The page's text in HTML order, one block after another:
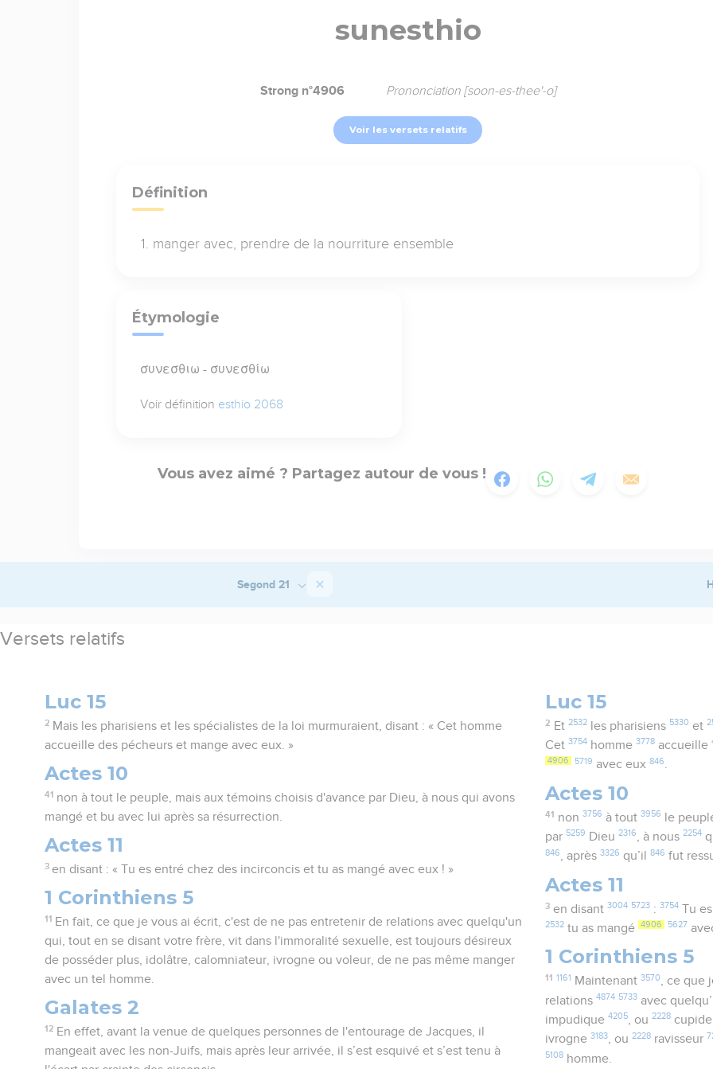
sunesthio
Strong n°4906 Prononciation [soon-es-thee'-o]
Voir les versets relatifs
Définition
manger avec, prendre de la nourriture ensemble
Étymologie
συνεσθιω - συνεσθίω
Voir définition esthio 2068
Vous avez aimé ? Partagez autour de vous !
Segond 21
Versets relatifs
Luc 15
2 Mais les pharisiens et les spécialistes de la loi murmuraient, disant : « Cet homme
accueille des pécheurs et mange avec eux. »
Actes 10
41 non à tout le peuple, mais aux témoins choisis d'avance par Dieu, à nous qui avons
mangé et bu avec lui après sa résurrection.
Actes 11
3 en disant : « Tu es entré chez des incirconcis et tu as mangé avec eux ! »
1 Corinthiens 5
11 En fait, ce que je vous ai écrit, c'est de ne pas entretenir de relations avec quelqu'un
qui, tout en se disant votre frère, vit dans l'immoralité sexuelle, est toujours désireux
de posséder plus, idolâtre, calomniateur, ivrogne ou voleur, de ne pas même manger
avec un tel homme.
Galates 2
12 En effet, avant la venue de quelques personnes de l'entourage de Jacques, il
mangeait avec les non-Juifs, mais après leur arrivée, il s’est esquivé et s’est tenu à
Luc 15
2 Et 2532les pharisiens 5330 et
Cet3754 homme3778 accueille
4906 5719 avec eux846.
Actes 10
41 non 3756 à tout 3956 le
par 5259 Dieu2316, à nous2254
846, après3326 qu’il846 fut
Actes 11
3 en disant 3004 5723: 3754Tu
2532 tu as mangé 4906 5627
1 Corinthiens 5
11 1161 Maintenant 3570, ce que
relations4874 5733 avec
impudique4205, ou2228
ivrogne3183, ou2228 ravisseur
5108 homme.